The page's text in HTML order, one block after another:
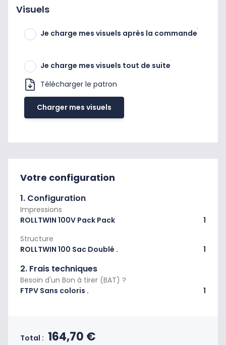
Visuels
Je charge mes visuels après la commande
Je charge mes visuels tout de suite
Télécharger le patron
Charger mes visuels
Votre configuration
1. Configuration
Impressions
ROLLTWIN 100V Pack Pack
1
Structure
ROLLTWIN 100 Sac Doublé .
1
2. Frais techniques
Besoin d'un Bon à tirer (BAT) ?
FTPV Sans coloris .
1
Total : Prix final du produit
164,70 €